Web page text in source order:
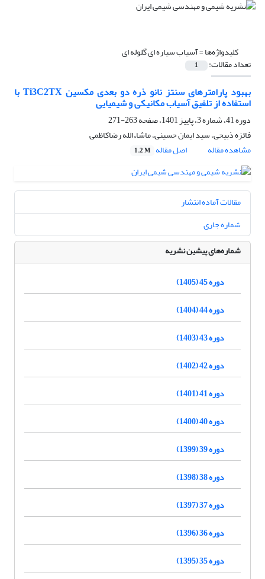
کلیدواژه‌ها =آسیاب سیاره ای گلوله ای
تعداد مقالات: 1
بهبود پارامترهای سنتز نانو ذره دو بعدی مکسین Ti3C2TX با
استفاده از تلفیق آسیاب مکانیکی و شیمیایی
دوره 41، شماره 3، پاییز 1401، صفحه
263-271
فائزه ذبیحی، سید ایمان حسینی، ماشاءالله رضاکاظمی
مشاهده مقاله
اصل مقاله 1.2 M
مقالات آماده انتشار
شماره جاری
شماره‌های پیشین نشریه
دوره 45 (1405)
دوره 44 (1404)
دوره 43 (1403)
دوره 42 (1402)
دوره 41 (1401)
دوره 40 (1400)
دوره 39 (1399)
دوره 38 (1398)
دوره 37 (1397)
دوره 36 (1396)
دوره 35 (1395)